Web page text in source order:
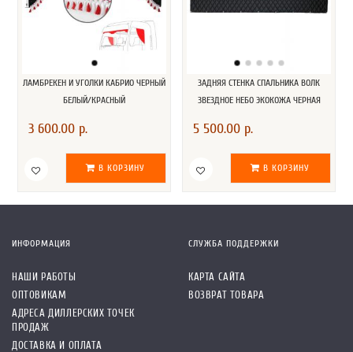
ЛАМБРЕКЕН И УГОЛКИ КАБРИО ЧЕРНЫЙ
БЕЛЫЙ/КРАСНЫЙ
3 600.00 р.
В КОРЗИНУ
ЗАДНЯЯ СТЕНКА СПАЛЬНИКА ВОЛК
ЗВЕЗДНОЕ НЕБО ЭКОКОЖА ЧЕРНАЯ
5 500.00 р.
В КОРЗИНУ
ИНФОРМАЦИЯ
НАШИ РАБОТЫ
ОПТОВИКАМ
АДРЕСА ДИЛЛЕРСКИХ ТОЧЕК
ПРОДАЖ
ДОСТАВКА И ОПЛАТА
СЛУЖБА ПОДДЕРЖКИ
КАРТА САЙТА
ВОЗВРАТ ТОВАРА